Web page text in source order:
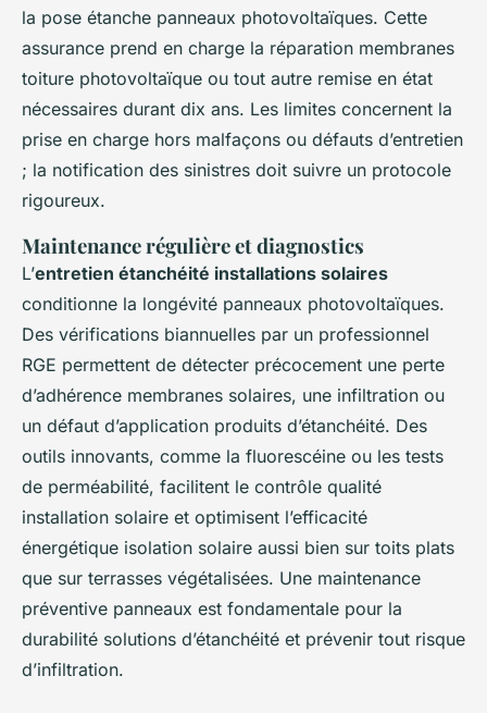
la pose étanche panneaux photovoltaïques. Cette
assurance prend en charge la réparation membranes
toiture photovoltaïque ou tout autre remise en état
nécessaires durant dix ans. Les limites concernent la
prise en charge hors malfaçons ou défauts d’entretien
; la notification des sinistres doit suivre un protocole
rigoureux.
Maintenance régulière et diagnostics
L’entretien étanchéité installations solaires
conditionne la longévité panneaux photovoltaïques.
Des vérifications biannuelles par un professionnel
RGE permettent de détecter précocement une perte
d’adhérence membranes solaires, une infiltration ou
un défaut d’application produits d’étanchéité. Des
outils innovants, comme la fluorescéine ou les tests
de perméabilité, facilitent le contrôle qualité
installation solaire et optimisent l’efficacité
énergétique isolation solaire aussi bien sur toits plats
que sur terrasses végétalisées. Une maintenance
préventive panneaux est fondamentale pour la
durabilité solutions d’étanchéité et prévenir tout risque
d’infiltration.